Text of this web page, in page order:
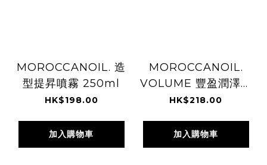
MOROCCANOIL. 造
型提昇噴霧 250ml
HK$198.00
加入購物車
MOROCCANOIL.
VOLUME 豐盈潤澤系
列 護髮素 250ml
HK$218.00
加入購物車